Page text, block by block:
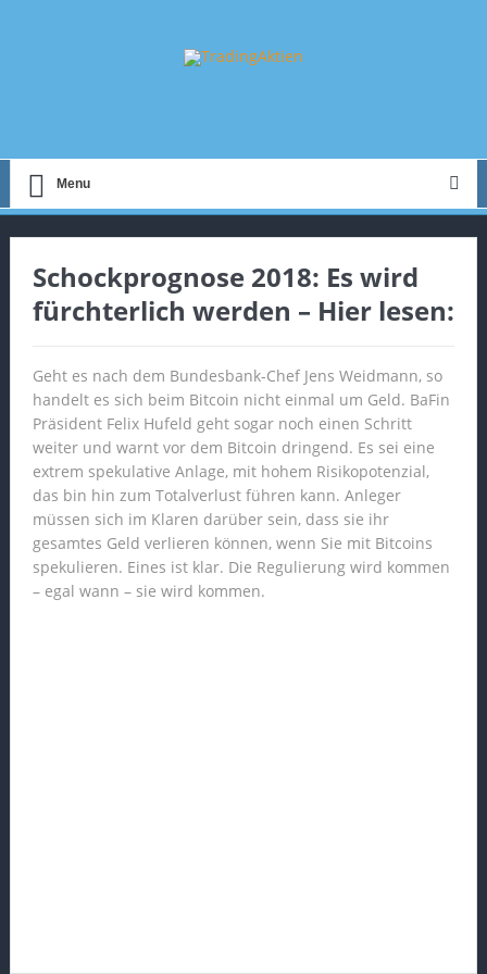
Menu
Schockprognose 2018: Es wird
fürchterlich werden – Hier lesen:
Geht es nach dem Bundesbank-Chef Jens Weidmann, so
handelt es sich beim Bitcoin nicht einmal um Geld. BaFin
Präsident Felix Hufeld geht sogar noch einen Schritt
weiter und warnt vor dem Bitcoin dringend. Es sei eine
extrem spekulative Anlage, mit hohem Risikopotenzial,
das bin hin zum Totalverlust führen kann. Anleger
müssen sich im Klaren darüber sein, dass sie ihr
gesamtes Geld verlieren können, wenn Sie mit Bitcoins
spekulieren. Eines ist klar. Die Regulierung wird kommen
– egal wann – sie wird kommen.